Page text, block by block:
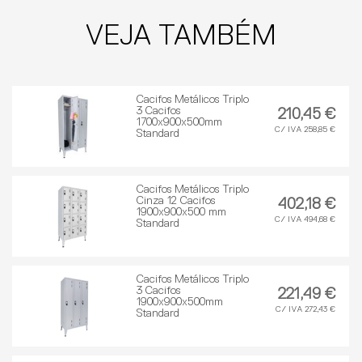
VEJA TAMBÉM
Cacifos Metálicos Triplo
3 Cacifos
1700x900x500mm
Standard
210,45 €
C/ IVA 258,85 €
Cacifos Metálicos Triplo
Cinza 12 Cacifos
1900x900x500 mm
Standard
402,18 €
C/ IVA 494,68 €
Cacifos Metálicos Triplo
3 Cacifos
1900x900x500mm
Standard
221,49 €
C/ IVA 272,43 €